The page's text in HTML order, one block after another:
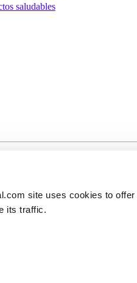
site uses cookies to
its traffic.
saludables